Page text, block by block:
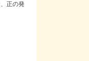
正の発